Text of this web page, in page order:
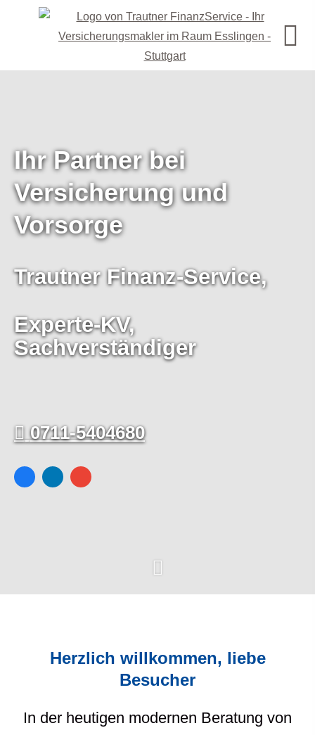
Ihr Partner bei
Versicherung und
Vorsorge
Trautner Finanz-Service,
Experte-KV,
Sachverständiger
0711-5404680
Herzlich willkommen, liebe
Besucher
In der heutigen modernen Beratung von